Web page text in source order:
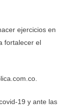
ejercicios en
fortalecer el
19 y ante las